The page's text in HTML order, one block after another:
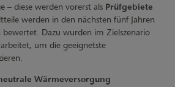
– diese werden vorerst als Prüfgebiete
werden in den nächsten fünf Jahren
bewertet. Dazu wurden im Zielszenario
um die geeignetste
Wärmeversorgung